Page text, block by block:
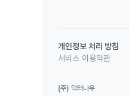
개인정보 처리 방침
서비스 이용약관
(주) 닥터나우